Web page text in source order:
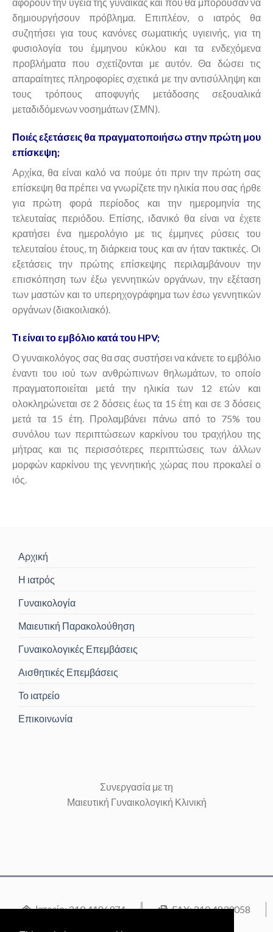
αφορούν την υγεία της γυναίκας και που θα μπορούσαν να
δημιουργήσουν πρόβλημα. Επιπλέον, ο ιατρός θα
συζητήσει για τους κανόνες σωματικής υγιεινής, για τη
φυσιολογία του έμμηνου κύκλου και τα ενδεχόμενα
προβλήματα που σχετίζονται με αυτόν. Θα δώσει τις
απαραίτητες πληροφορίες σχετικά με την αντισύλληψη και
τους τρόπους αποφυγής μετάδοσης σεξουαλικά
μεταδιδόμενων νοσημάτων (ΣΜΝ).
Ποιές εξετάσεις θα πραγματοποιήσω στην πρώτη μου
επίσκεψη;
Αρχίκα, θα είναι καλό να πούμε ότι πριν την πρώτη σας
επίσκεψη θα πρέπει να γνωρίζετε την ηλικία που σας ήρθε
για πρώτη φορά περίοδος και την ημερομηνία της
τελευταίας περιόδου. Επίσης, ιδανικό θα είναι να έχετε
κρατήσει ένα ημερολόγιο με τις έμμηνες ρύσεις του
τελευταίου έτους, τη διάρκεια τους και αν ήταν τακτικές. Οι
εξετάσεις την πρώτης επίσκεψης περιλαμβάνουν την
επισκόπηση των έξω γεννητικών οργάνων, την εξέταση
των μαστών και το υπερηχογράφημα των έσω γεννητικών
οργάνων (διακοιλιακό).
Τι είναι το εμβόλιο κατά του HPV;
Ο γυναικολόγος σας θα σας συστήσει να κάνετε το εμβόλιο
έναντι του ιού των ανθρώπινων θηλωμάτων, το οποίο
πραγματοποιείται μετά την ηλικία των 12 ετών και
ολοκληρώνεται σε 2 δόσεις έως τα 15 έτη και σε 3 δόσεις
μετά τα 15 έτη. Προλαμβάνει πάνω από το 75% του
συνόλου των περιπτώσεων καρκίνου του τραχήλου της
μήτρας και τις περισσότερες περιπτώσεις των άλλων
μορφών καρκίνου της γεννητικής χώρας που προκαλεί ο
ιός.
Αρχική
Η ιατρός
Γυναικολογία
Μαιευτική Παρακολούθηση
Γυναικολογικές Επεμβάσεις
Αισθητικές Επεμβάσεις
Το ιατρείο
Επικοινωνία
Συνεργασία με τη
Μαιευτική Γυναικολογική Κλινική
Ιατρείο: 210 4186974
FAX: 210 4839058